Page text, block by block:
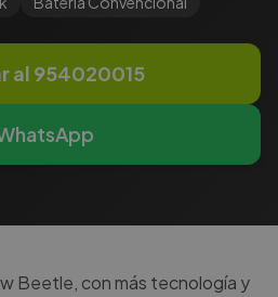
al 954020015
Beetle, con más tecnología y